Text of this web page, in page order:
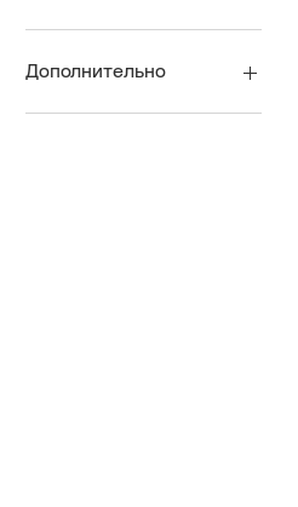
на браслете
на ремне
Дополнительно
с датой и днем недели